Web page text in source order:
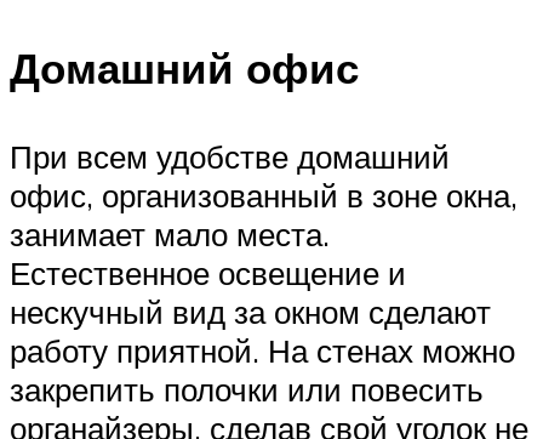
Домашний офис
При всем удобстве домашний
офис, организованный в зоне окна,
занимает мало места.
Естественное освещение и
нескучный вид за окном сделают
работу приятной. На стенах можно
закрепить полочки или повесить
органайзеры, сделав свой уголок не